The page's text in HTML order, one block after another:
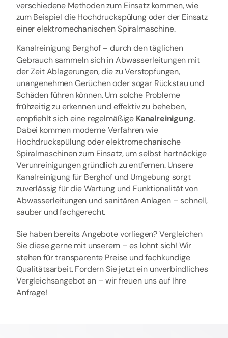
Kanalreinigung Berghof – durch den täglichen
Gebrauch sammeln sich in Abwasserleitungen mit
der Zeit Ablagerungen, die zu Verstopfungen,
unangenehmen Gerüchen oder sogar Rückstau und
Schäden führen können. Um solche Probleme
frühzeitig zu erkennen und effektiv zu beheben,
empfiehlt sich eine regelmäßige Kanalreinigung.
Dabei kommen moderne Verfahren wie
Hochdruckspülung oder elektromechanische
Spiralmaschinen zum Einsatz, um selbst hartnäckige
Verunreinigungen gründlich zu entfernen. Unsere
Kanalreinigung für Berghof und Umgebung sorgt
zuverlässig für die Wartung und Funktionalität von
Abwasserleitungen und sanitären Anlagen – schnell,
sauber und fachgerecht.
Sie haben bereits Angebote vorliegen? Vergleichen
Sie diese gerne mit unserem – es lohnt sich! Wir
stehen für transparente Preise und fachkundige
Qualitätsarbeit. Fordern Sie jetzt ein unverbindliches
Vergleichsangebot an – wir freuen uns auf Ihre
Anfrage!
verschiedene Methoden zum Einsatz kommen, wie
zum Beispiel die Hochdruckspülung oder der Einsatz
einer elektromechanischen Spiralmaschine.